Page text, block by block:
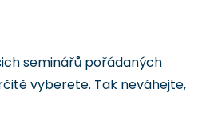
seminářů pořádaných
vyberete. Tak neváhejte,